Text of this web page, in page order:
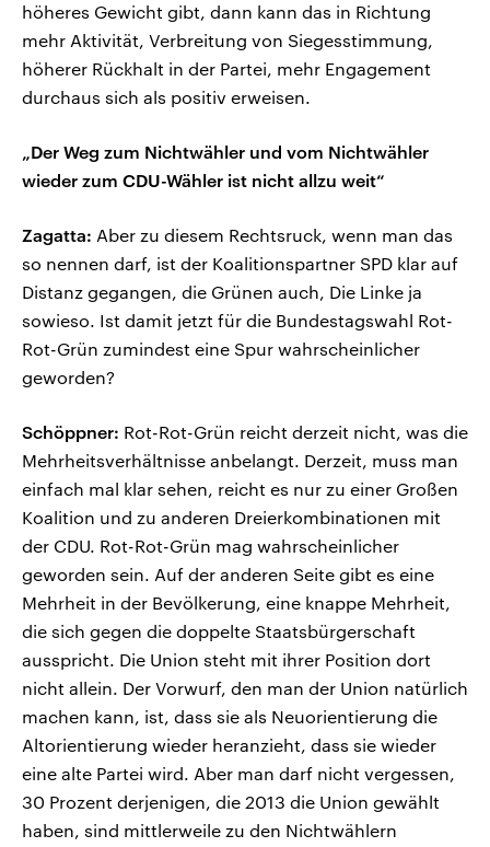
höheres Gewicht gibt, dann kann das in Richtung
mehr Aktivität, Verbreitung von Siegesstimmung,
höherer Rückhalt in der Partei, mehr Engagement
durchaus sich als positiv erweisen.
„Der Weg zum Nichtwähler und vom Nichtwähler
wieder zum CDU-Wähler ist nicht allzu weit“
Zagatta: Aber zu diesem Rechtsruck, wenn man das
so nennen darf, ist der Koalitionspartner SPD klar auf
Distanz gegangen, die Grünen auch, Die Linke ja
sowieso. Ist damit jetzt für die Bundestagswahl Rot-
Rot-Grün zumindest eine Spur wahrscheinlicher
geworden?
Schöppner: Rot-Rot-Grün reicht derzeit nicht, was die
Mehrheitsverhältnisse anbelangt. Derzeit, muss man
einfach mal klar sehen, reicht es nur zu einer Großen
Koalition und zu anderen Dreierkombinationen mit
der CDU. Rot-Rot-Grün mag wahrscheinlicher
geworden sein. Auf der anderen Seite gibt es eine
Mehrheit in der Bevölkerung, eine knappe Mehrheit,
die sich gegen die doppelte Staatsbürgerschaft
ausspricht. Die Union steht mit ihrer Position dort
nicht allein. Der Vorwurf, den man der Union natürlich
machen kann, ist, dass sie als Neuorientierung die
Altorientierung wieder heranzieht, dass sie wieder
eine alte Partei wird. Aber man darf nicht vergessen,
30 Prozent derjenigen, die 2013 die Union gewählt
haben, sind mittlerweile zu den Nichtwählern